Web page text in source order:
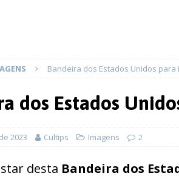
Bandeira dos Estados Unidos para
dos Estados
2023 Cultips Imagens 2
desta Bandeira dos